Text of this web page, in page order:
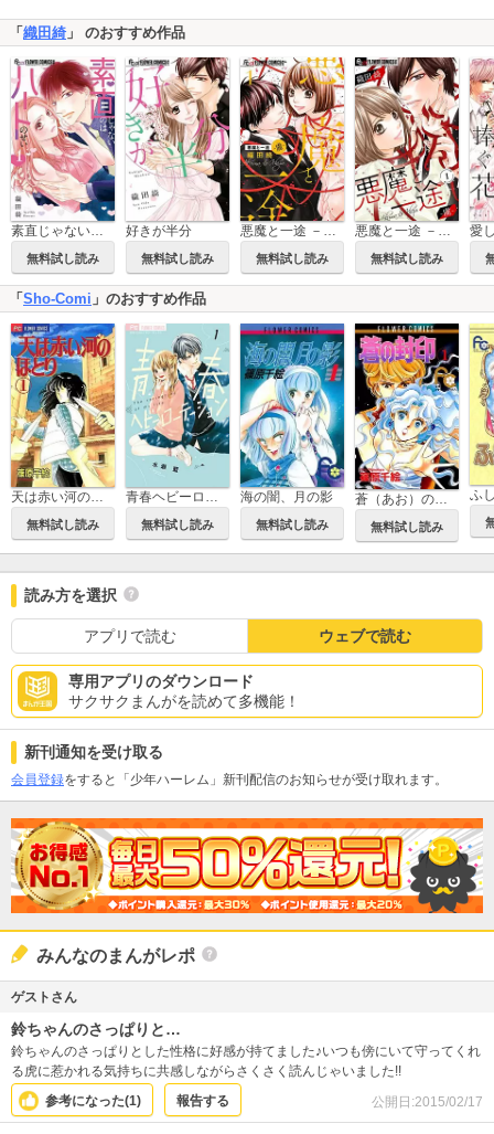
「 織田綺 」 のおすすめ作品
素直じゃないのはハートのせい
無料試し読み
好きが半分
無料試し読み
悪魔と一途 －虜－
無料試し読み
悪魔と一途 －虜－【マイクロ】
無料試し読み
愛
「 Sho-Comi 」のおすすめ作品
天は赤い河のほとり
無料試し読み 無料試し読み
海の闇、月の影
無料試し読み
蒼（あお）の封印
無料試し読み
ふ
読み方を選択
アプリで読む ウェブで読む
専用アプリのダウンロード
サクサクまんがを読めて多機能！
新刊通知を受け取る
会員登録をすると「少年ハーレム」新刊配信のお知らせが受け取れます。
みんなのまんがレポ
ゲストさん
鈴ちゃんのさっぱりと…
鈴ちゃんのさっぱりとした性格に好感が持てました♪いつも傍にいて守ってくれ
る虎に惹かれる気持ちに共感しながらさくさく読んじゃいました!!
参考になった(1) 報告する 公開日:2015/02/17